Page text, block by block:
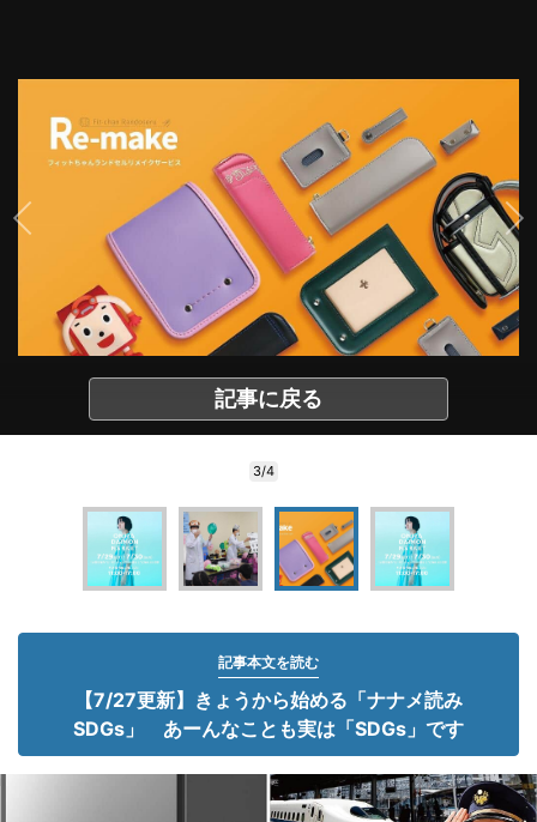
記事に戻る
3/4
記事本文を読む
【7/27更新】きょうから始める「ナナメ読み
SDGs」 あーんなことも実は「SDGs」です